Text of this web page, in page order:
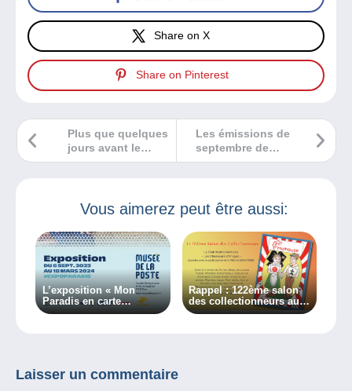
Share on X
Share on Pinterest
Les émissions de
septembre de
POST Luxembourg
Plus que quelques
jours avant le
salon Toutes
Vous aimerez peut être aussi:
L’exposition « Mon
Paradis en carte
postale » continue au
Rappel : 122ème salon
des collectionneurs aura
lieu à Mulhouse le 20
Laisser un commentaire